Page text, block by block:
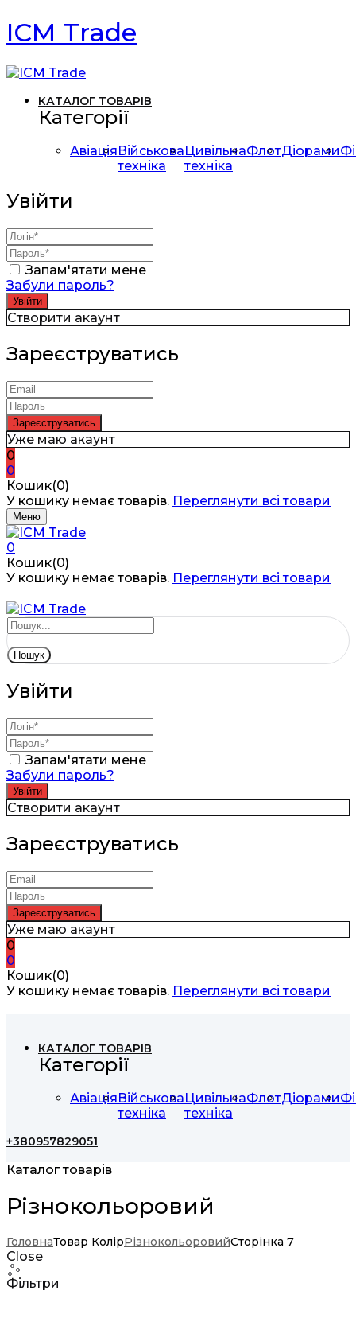
ICM Trade
КАТАЛОГ ТОВАРІВ
Категорії
АвіаціяВійськова
техніка
Цивільна
техніка
ФлотДіорами
Увійти
Запам'ятати мене
Забули пароль?
Створити акаунт
Зареєструватись
Уже маю акаунт
0
0
Кошик(0)
У кошику немає товарів. Переглянути всі товари
Меню
0
Кошик(0)
У кошику немає товарів. Переглянути всі товари
Пошук
Увійти
Запам'ятати мене
Забули пароль?
Створити акаунт
Зареєструватись
Уже маю акаунт
0
0
Кошик(0)
У кошику немає товарів. Переглянути всі товари
КАТАЛОГ ТОВАРІВ
Категорії
АвіаціяВійськова
техніка
Цивільна
техніка
ФлотДіорами
+380957829051
Каталог товарів
Різнокольоровий
ГоловнаТовар КолірРізнокольоровийСторінка 7
Close
Фільтри